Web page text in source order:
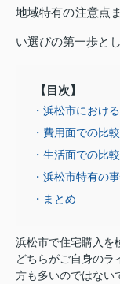
地域特有の注意点
い選びの第一歩と
【目次】
・浜松市におけ
・費用面での比
・生活面での比
・浜松市特有の
・まとめ
浜松市で住宅購入を
どちらがご自身のラ
方も多いのではない